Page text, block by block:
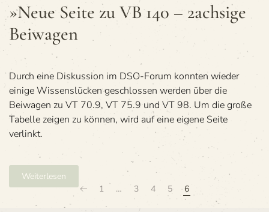
Seite
zu
2achsige
Beiwagen
»Neue Seite zu VB 140 – 2achsige
Beiwagen
Durch eine Diskussion im DSO-Forum konnten wieder
einige Wissenslücken geschlossen werden über die
Beiwagen zu VT 70.9, VT 75.9 und VT 98. Um die große
Tabelle zeigen zu können, wird auf eine eigene Seite
verlinkt.
Weiterlesen
1
… 3 4 5 6